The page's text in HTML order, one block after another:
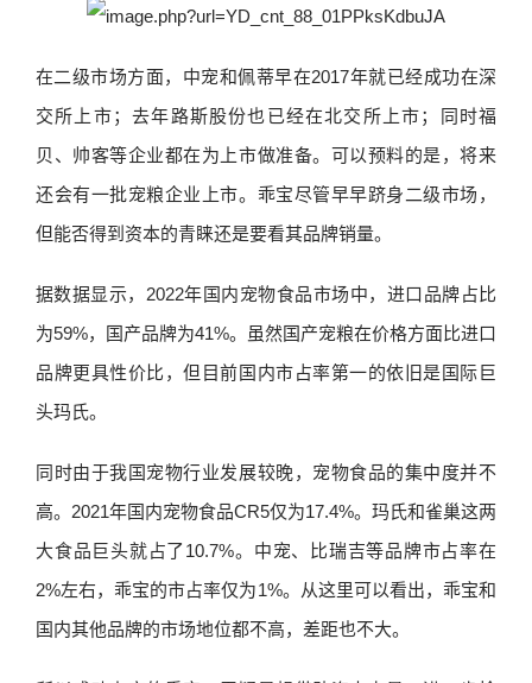
在二级市场方面，中宠和佩蒂早在2017年就已经成功在深
交所上市；去年路斯股份也已经在北交所上市；同时福
贝、帅客等企业都在为上市做准备。可以预料的是，将来
还会有一批宠粮企业上市。乖宝尽管早早跻身二级市场，
但能否得到资本的青睐还是要看其品牌销量。
据数据显示，2022年国内宠物食品市场中，进口品牌占比
为59%，国产品牌为41%。虽然国产宠粮在价格方面比进口
品牌更具性价比，但目前国内市占率第一的依旧是国际巨
头玛氏。
同时由于我国宠物行业发展较晚，宠物食品的集中度并不
高。2021年国内宠物食品CR5仅为17.4%。玛氏和雀巢这两
大食品巨头就占了10.7%。中宠、比瑞吉等品牌市占率在
2%左右，乖宝的市占率仅为1%。从这里可以看出，乖宝和
国内其他品牌的市场地位都不高，差距也不大。